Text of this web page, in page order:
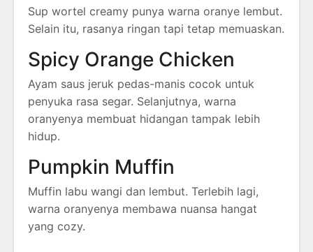
Sup wortel creamy punya warna oranye lembut.
Selain itu, rasanya ringan tapi tetap memuaskan.
Spicy Orange Chicken
Ayam saus jeruk pedas-manis cocok untuk
penyuka rasa segar. Selanjutnya, warna
oranyenya membuat hidangan tampak lebih
hidup.
Pumpkin Muffin
Muffin labu wangi dan lembut. Terlebih lagi,
warna oranyenya membawa nuansa hangat
yang cozy.